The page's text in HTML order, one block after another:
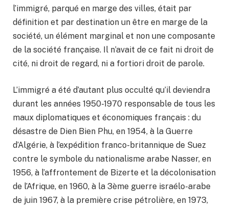
l’immigré, parqué en marge des villes, était par
définition et par destination un être en marge de la
société, un élément marginal et non une composante
de la société française. Il n’avait de ce fait ni droit de
cité, ni droit de regard, ni a fortiori droit de parole.
L’immigré a été d’autant plus occulté qu’il deviendra
durant les années 1950-1970 responsable de tous les
maux diplomatiques et économiques français : du
désastre de Dien Bien Phu, en 1954, à la Guerre
d’Algérie, à l’expédition franco-britannique de Suez
contre le symbole du nationalisme arabe Nasser, en
1956, à l’affrontement de Bizerte et la décolonisation
de l’Afrique, en 1960, à la 3ème guerre israélo-arabe
de juin 1967, à la première crise pétrolière, en 1973,